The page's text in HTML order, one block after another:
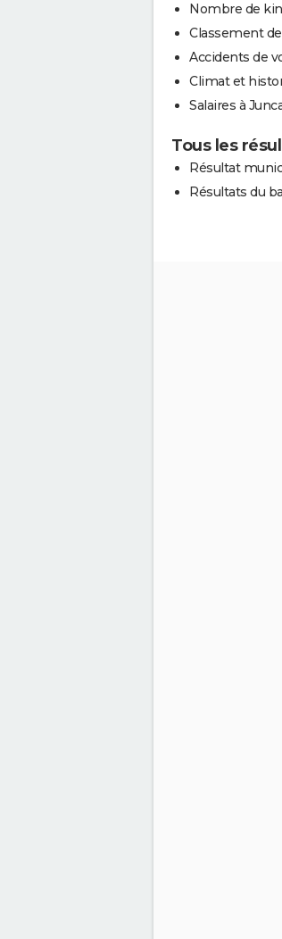
Nombre de
Classement
Accidents de
Climat et
Salaires à
Tous les
Résultat
Résultats du